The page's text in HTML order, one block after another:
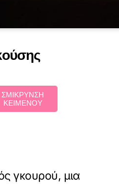
ΣΜΙΚΡΥΝΣΗ
ΚΕΙΜΕΝΟΥ
γκουρού, μια